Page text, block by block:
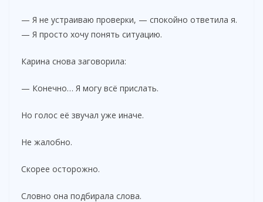
— Я не устраиваю проверки, — спокойно ответила я.
— Я просто хочу понять ситуацию.
Карина снова заговорила:
— Конечно… Я могу всё прислать.
Но голос её звучал уже иначе.
Не жалобно.
Скорее осторожно.
Словно она подбирала слова.